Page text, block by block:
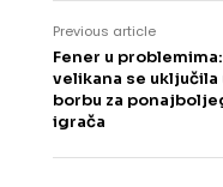
Previous article
Fener u
velikana se uključila
borbu za
igrača